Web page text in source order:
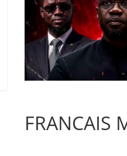
FRANCAIS